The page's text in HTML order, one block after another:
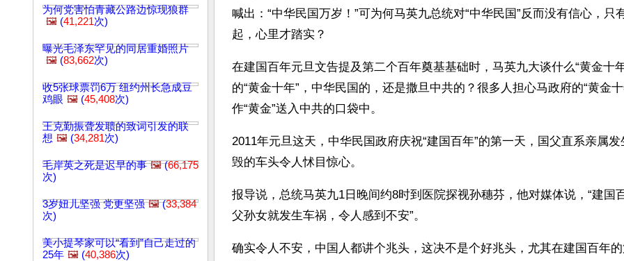
为何党害怕青藏公路边惊现狼群
🖼️ (41,221次)
曝光毛泽东罕见的同居重婚照片
🖼️ (83,662次)
收5张球票罚6万 纽约州长急成豆
鸡眼 🖼️ (45,408次)
王克勤振聋发聩的致词引发的联
想 🖼️ (34,281次)
毛岸英之死是迟早的事 🖼️(66,175
次)
3岁妞儿坚强 党更坚强 🖼️(33,384
次)
美小提琴家可以“看到”自己走过的
25年 🖼️ (40,386次)
喊出：“中华民国万岁！”可为何马英九总统对“中华民国”反而没有信心，只
起，心里才踏实？
在建国百年元旦文告提及第二个百年奠基基础时，马英九大谈什么“黄金十
的“黄金十年”，中华民国的，还是撒旦中共的？很多人担心马政府的“黄金
作“黄金”送入中共的口袋中。
2011年元旦这天，中华民国政府庆祝“建国百年”的第一天，国父直系亲属
毁的车头令人怵目惊心。
报导说，总统马英九1日晚间约8时到医院探视孙穗芬，他对媒体说，“建国
父孙女就发生车祸，令人感到不安”。
确实令人不安，中国人都讲个兆头，这决不是个好兆头，尤其在建国百年